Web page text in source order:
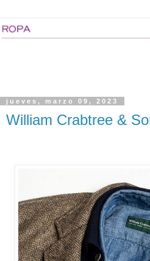
jueves, marzo 09, 2023
William Crabtree &